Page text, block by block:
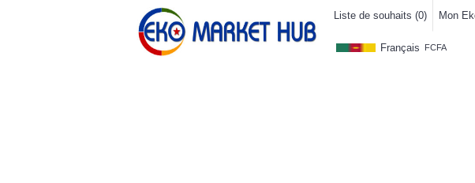
Liste de souhaits (0) Mon
Français FCFA